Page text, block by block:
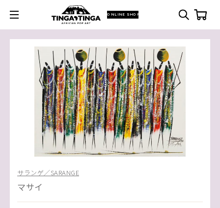
ONLINE SHOP
サランゲ／SARANGE
マサイ